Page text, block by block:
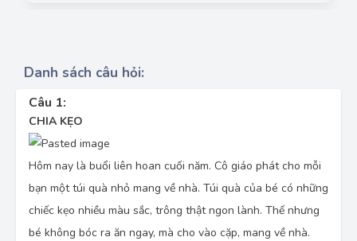
Danh sách câu hỏi:
Câu 1:
CHIA KẸO
Hôm nay là buổi liên hoan cuối năm. Cô giáo phát cho mỗi
bạn một túi quà nhỏ mang về nhà. Túi quà của bé có những
chiếc kẹo nhiều màu sắc, trông thật ngon lành. Thế nhưng
bé không bóc ra ăn ngay, mà cho vào cặp, mang về nhà.